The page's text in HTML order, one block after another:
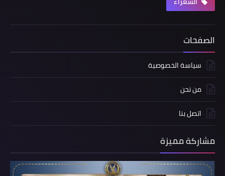
الصفحات
سياسة الخصوصية
من نحن
اتصل بنا
مشاركة مميزة